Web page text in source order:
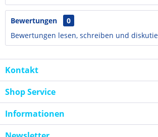
Bewertungen
0
Bewertungen lesen, schreiben und
Kontakt
Shop Service
Informationen